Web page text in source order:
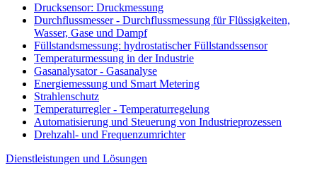
Drucksensor: Druckmessung
Durchflussmesser - Durchflussmessung für Flüssigkeiten,
Wasser, Gase und Dampf
Füllstandsmessung: hydrostatischer Füllstandssensor
Temperaturmessung in der Industrie
Gasanalysator - Gasanalyse
Energiemessung und Smart Metering
Strahlenschutz
Temperaturregler - Temperaturregelung
Automatisierung und Steuerung von Industrieprozessen
Drehzahl- und Frequenzumrichter
Dienstleistungen und Lösungen